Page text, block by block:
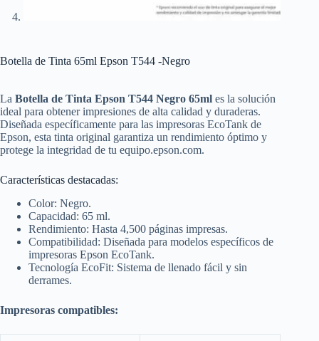
Botella de Tinta 65ml Epson T544 -Negro
La Botella de Tinta Epson T544 Negro 65ml es la solución
ideal para obtener impresiones de alta calidad y duraderas.
Diseñada específicamente para las impresoras EcoTank de
Epson, esta tinta original garantiza un rendimiento óptimo y
protege la integridad de tu equipo.​epson.com.
Características destacadas:
Color: Negro.
Capacidad: 65 ml.​
Rendimiento: Hasta 4,500 páginas impresas.​
Compatibilidad: Diseñada para modelos específicos de
impresoras Epson EcoTank.​
Tecnología EcoFit: Sistema de llenado fácil y sin
derrames.
Impresoras compatibles: